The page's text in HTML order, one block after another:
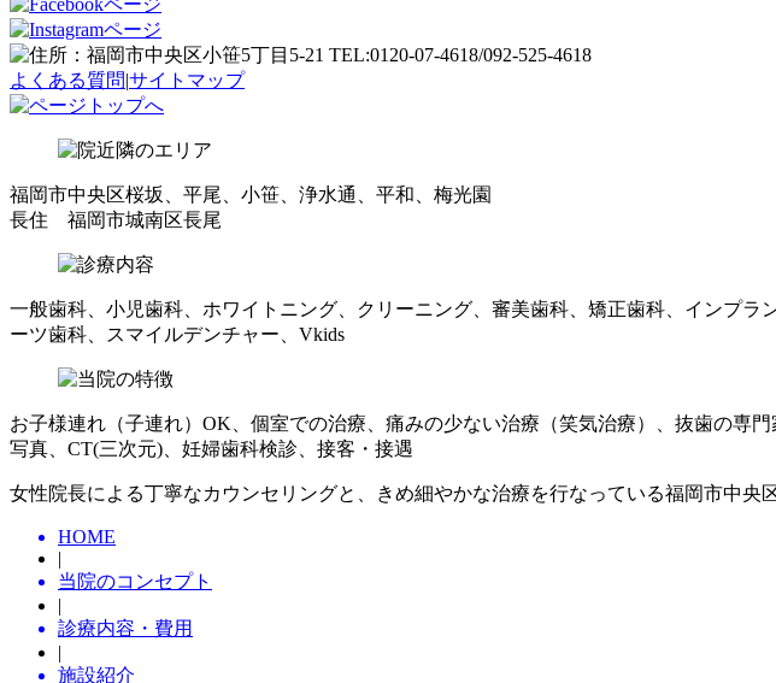
よくある質問|サイトマップ
福岡市中央区桜坂、平尾、小笹、浄水通、平和、梅光園
長住 福岡市城南区長尾
一般歯科、小児歯科、ホワイトニング、クリーニング、審美歯科、矯正歯科、インプ
ーツ歯科、スマイルデンチャー、Vkids
お子様連れ（子連れ）OK、個室での治療、痛みの少ない治療（笑気治療）、抜歯の専
写真、CT(三次元)、妊婦歯科検診、接客・接遇
女性院長による丁寧なカウンセリングと、きめ細やかな治療を行なっている福岡市中央
HOME
|
当院のコンセプト
|
診療内容・費用
|
施設紹介